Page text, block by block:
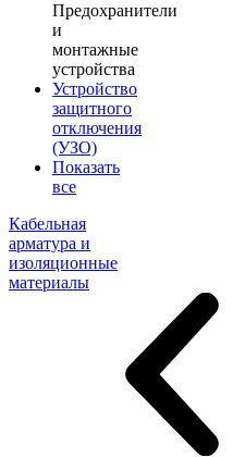
Предохранители
и
монтажные
устройства
Устройство
защитного
отключения
(УЗО)
Показать
все
Кабельная
арматура и
изоляционные
материалы